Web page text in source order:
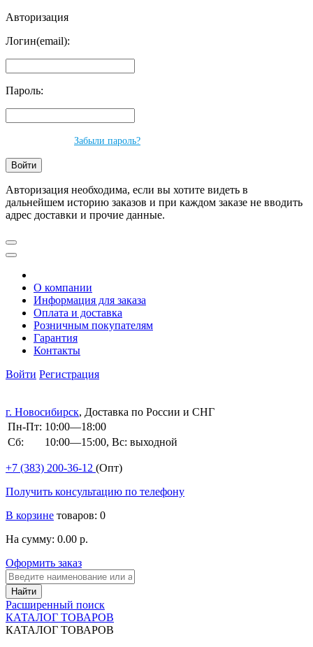
Авторизация
Логин(email):
Пароль:
Забыли пароль?
Авторизация необходима, если вы хотите видеть в
дальнейшем историю заказов и при каждом заказе не вводить
адрес доставки и прочие данные.
О компании
Информация для заказа
Оплата и доставка
Розничным покупателям
Гарантия
Контакты
Войти Регистрация
г. Новосибирск, Доставка по России и СНГ
Пн-Пт: 10:00—18:00
Сб:
10:00—15:00, Вс: выходной
+7 (383) 200-36-12 (Опт)
Получить консультацию по телефону
В корзине товаров: 0
На сумму: 0.00 р.
Оформить заказ
Расширенный поиск
КАТАЛОГ ТОВАРОВ
КАТАЛОГ ТОВАРОВ